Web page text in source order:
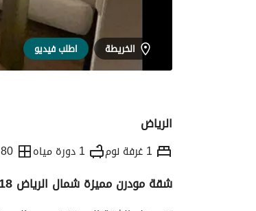
الخريطة اطلب فيديو
الرياض
1 غرفة نوم 1 دورة مياه 80 م2
شقة مودرن مميزة شمال الرياض 218